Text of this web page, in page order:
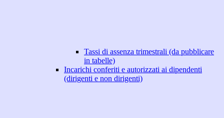
Tassi di assenza trimestrali (da pubblicare
in tabelle)
Incarichi conferiti e autorizzati ai dipendenti
(dirigenti e non dirigenti)